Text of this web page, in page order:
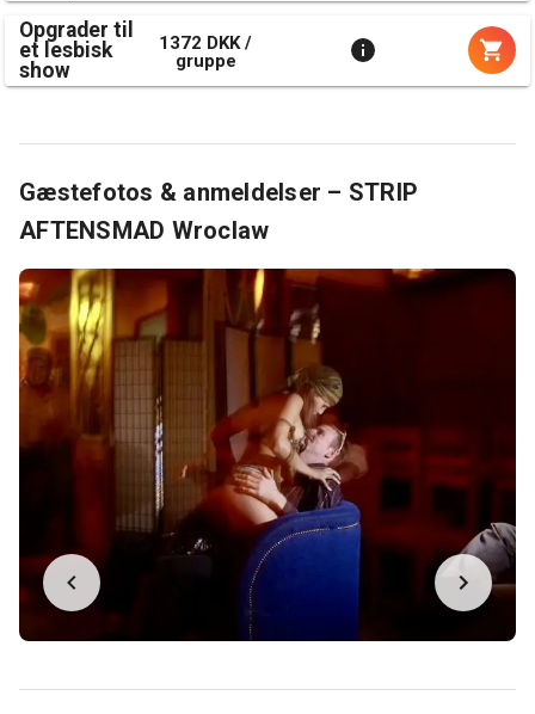
Opgrader til
et lesbisk
show
1372 DKK /
gruppe
Gæstefotos & anmeldelser – STRIP
AFTENSMAD Wroclaw